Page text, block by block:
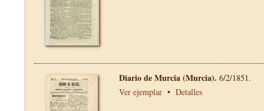
Diario de Murcia (Murcia). 6/2/1851.
Ver ejemplar • Detalles